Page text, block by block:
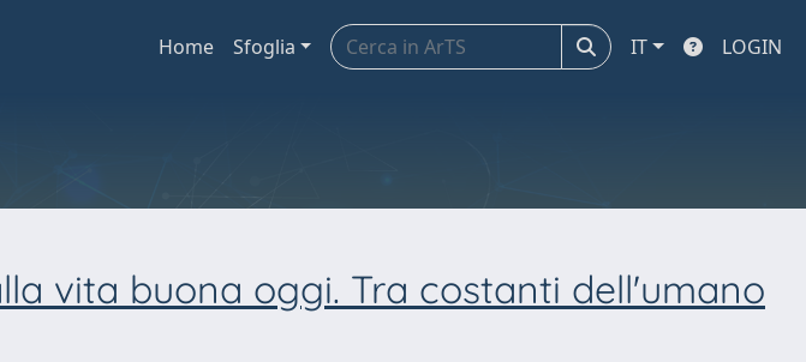
Home Sfoglia IT LOGIN
vita buona oggi. Tra costanti dell'umano